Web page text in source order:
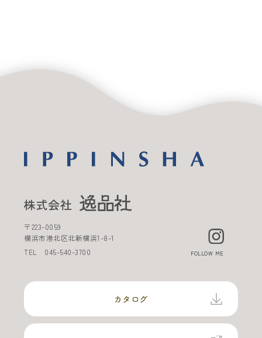
〒223-0059
横浜市港北区北新横浜1-8-1
TEL 045-540-3700 FOLLOW ME
カタログ